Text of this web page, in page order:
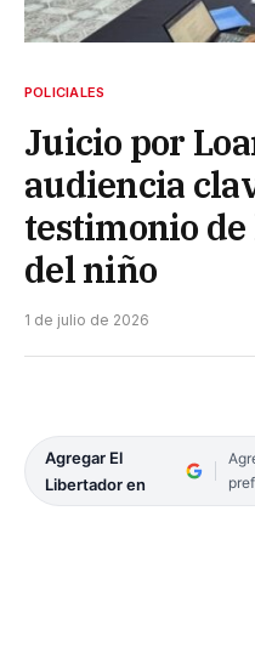
POLICIALES
Juicio por
audiencia
testimonio
del niño
1 de julio de 2026
Agregar El
Libertador en